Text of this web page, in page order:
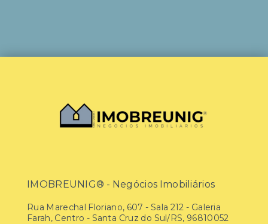
IMOBREUNIG® - Negócios Imobiliários
Rua Marechal Floriano, 607 - Sala 212 - Galeria
Farah, Centro - Santa Cruz do Sul/RS, 96810052